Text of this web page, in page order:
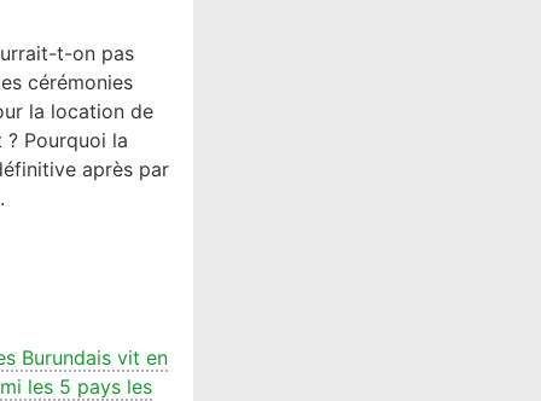
t-on pas
cérémonies
la location de
Pourquoi la
après par
Burundais vit en
les 5 pays les